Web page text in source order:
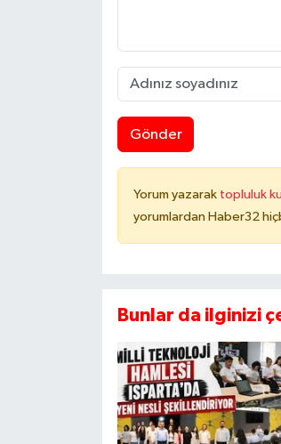
Gönder
Yorum yazarak topluluk
yorumlardan Haber32
Bunlar da ilginizi